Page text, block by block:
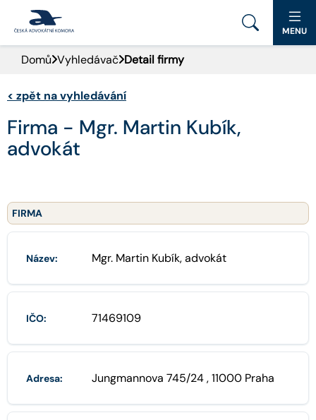
PORTÁL ČAK
DOMŮ
AKTUALITY
PRO VEŘEJNOST
MENU
Domů Vyhledávač Detail firmy
< zpět na vyhledávání
Firma - Mgr. Martin Kubík,
advokát
FIRMA
Název: Mgr. Martin Kubík, advokát
IČO: 71469109
Adresa: Jungmannova 745/24 , 11000 Praha